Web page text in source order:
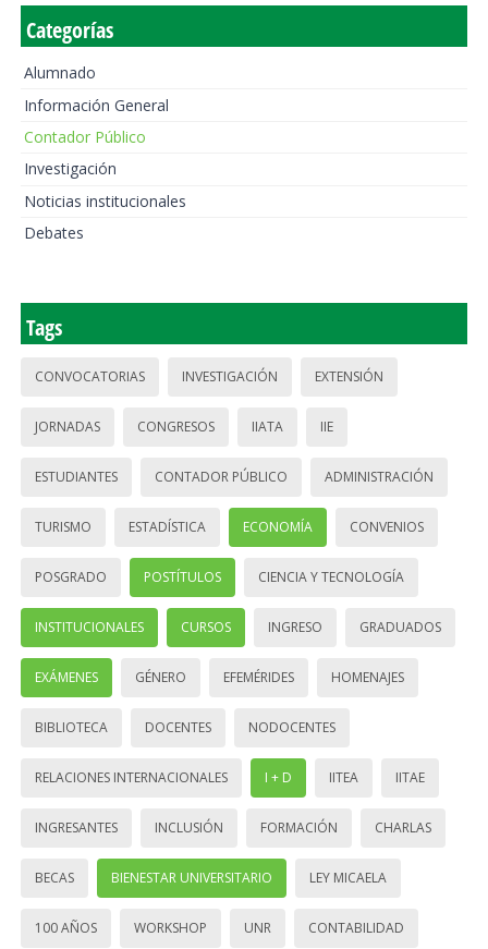
Categorías
Alumnado
Información General
Contador Público
Investigación
Noticias institucionales
Debates
Tags
CONVOCATORIAS INVESTIGACIÓN EXTENSIÓN
JORNADAS CONGRESOS IIATA IIE
ESTUDIANTES CONTADOR PÚBLICO ADMINISTRACIÓN
TURISMO ESTADÍSTICA ECONOMÍA CONVENIOS
POSGRADO POSTÍTULOS CIENCIA Y TECNOLOGÍA
INSTITUCIONALES CURSOS INGRESO GRADUADOS
EXÁMENES GÉNERO EFEMÉRIDES HOMENAJES
BIBLIOTECA DOCENTES NODOCENTES
RELACIONES INTERNACIONALES I + D IITEA IITAE
INGRESANTES INCLUSIÓN FORMACIÓN CHARLAS
BECAS BIENESTAR UNIVERSITARIO LEY MICAELA
100 AÑOS WORKSHOP UNR CONTABILIDAD